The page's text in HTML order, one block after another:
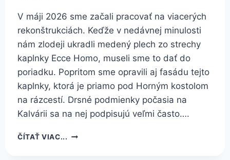
V máji 2026 sme začali pracovať na viacerých
rekonštrukciách. Keďže v nedávnej minulosti
nám zlodeji ukradli medený plech zo strechy
kaplnky Ecce Homo, museli sme to dať do
poriadku. Popritom sme opravili aj fasádu tejto
kaplnky, ktorá je priamo pod Horným kostolom
na rázcestí. Drsné podmienky počasia na
Kalvárii sa na nej podpisujú veľmi často….
ČÍTAŤ VIAC... OPRAVY